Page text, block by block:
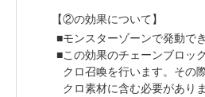
【②の効果について】
モンスターゾーンで発動で
この効果のチェーンブロッ
クロ召喚を行います。その
クロ素材に含む必要がありま